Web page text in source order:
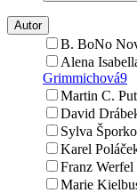
Autor
B. BoNo
Alena
Grimmichová9
Martin C.
David
Sylva
Karel
Franz
Marie